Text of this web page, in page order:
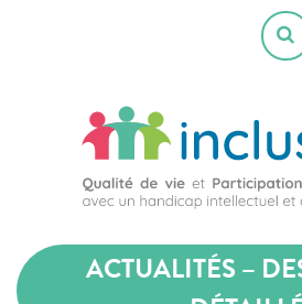
ACTUALITÉS –